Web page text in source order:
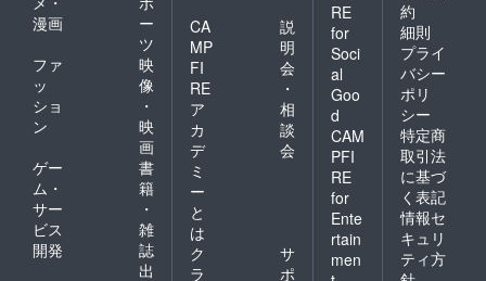
漫画
ー
ツ
ファ
ッ
ショ
ン
映
像
・
映
画
ゲー
ム・
サー
ビス
開発
書
籍
・
雑
誌
出
CA
MP
FI
RE
ア
カ
デ
ミ
ー
と
は
説
明
会
・
相
談
会
ク
ラ
サ
ポ
RE
for
Soci
al
Goo
d
CAM
PFI
RE
for
Ente
rtain
men
約
細則
プライ
バシー
ポリ
シー
特定商
取引法
に基づ
く表記
情報セ
キュリ
ティ方